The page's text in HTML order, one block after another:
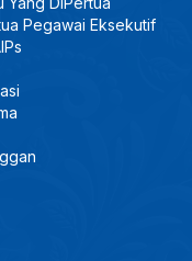
Pegawai Eksekutif